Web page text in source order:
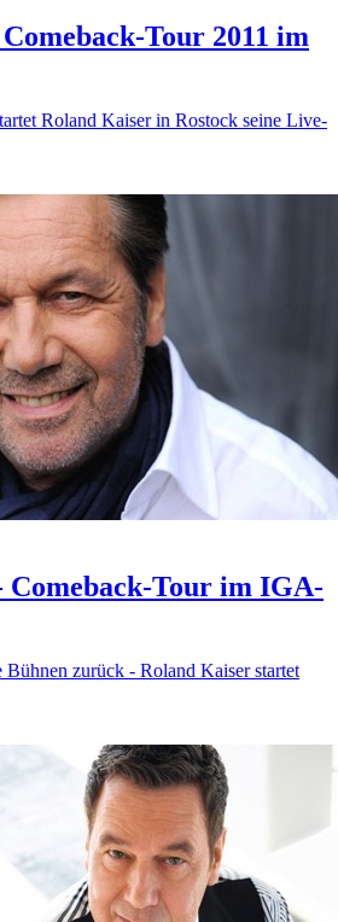
Tour 2011 im
Roland Kaiser in Rostock seine Live-
Comeback-Tour im IGA-
zurück - Roland Kaiser startet